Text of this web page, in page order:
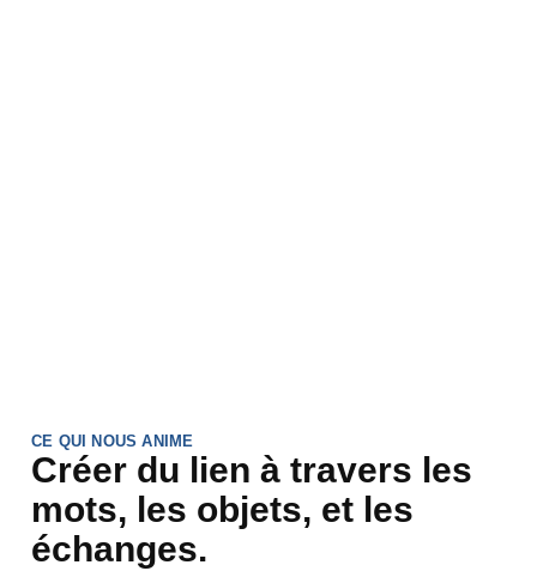
CE QUI NOUS ANIME
Créer du lien à travers les
mots, les objets, et les
échanges.